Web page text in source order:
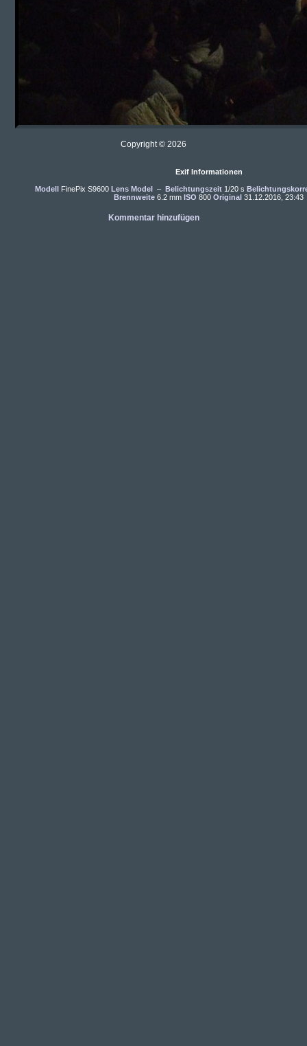
Copyright © 2026
Exif Informationen
ModellFinePix S9600 Lens Model– Belichtungszeit1/20 s
Brennweite 6.2 mm ISO 800 Original 31.12.2016, 23:43
Kommentar hinzufügen